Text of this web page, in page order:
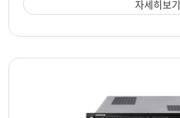
자세히보기